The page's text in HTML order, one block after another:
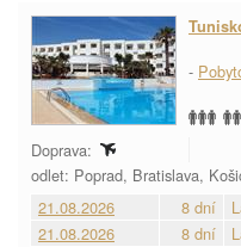
-
Doprava:
odlet: Poprad, Bratislava,
21.08.2026
8 dní
21.08.2026
8 dní